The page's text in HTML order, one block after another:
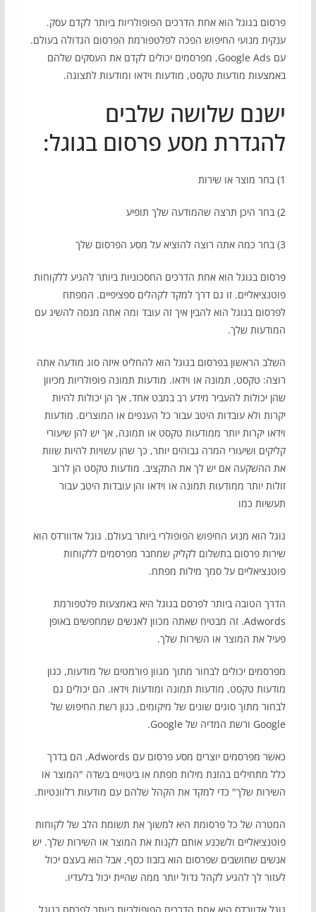
פרסום בגוגל הוא אחת הדרכים הפופולריות ביותר לקדם עסק.
ענקית מנועי החיפוש הפכה לפלטפורמת הפרסום הגדולה בעולם.
עם Google Ads, מפרסמים יכולים לקדם את העסקים שלהם
באמצעות מודעות טקסט, מודעות וידאו ומודעות לתצוגה.
ישנם שלושה שלבים
להגדרת מסע פרסום בגוגל:
1) בחר מוצר או שירות
2) בחר היכן תרצה שהמודעה שלך תופיע
3) בחר כמה אתה רוצה להוציא על מסע הפרסום שלך
פרסום בגוגל הוא אחת הדרכים החסכוניות ביותר להגיע ללקוחות
פוטנציאליים. זו גם דרך למקד לקהלים ספציפיים. המפתח
לפרסום בגוגל הוא להבין איך זה עובד ומה אתה מנסה להשיג עם
המודעות שלך.
השלב הראשון בפרסום בגוגל הוא להחליט איזה סוג מודעה אתה
רוצה: טקסט, תמונה או וידאו. מודעות תמונה פופולריות מכיוון
שהן יכולות להעביר מידע רב במבט אחד, אך הן יכולות להיות
יקרות ולא עובדות היטב עבור כל הענפים או המוצרים. מודעות
וידאו יקרות יותר ממודעות טקסט או תמונה, אך יש להן שיעורי
קליקים ושיעורי המרה גבוהים יותר, כך שהן עשויות להיות שוות
את ההשקעה אם יש לך את התקציב. מודעות טקסט הן לרוב
זולות יותר ממודעות תמונה או וידאו והן עובדות היטב עבור
תעשיות כמו
גוגל הוא מנוע החיפוש הפופולרי ביותר בעולם. גוגל אדוורדס הוא
שירות פרסום בתשלום לקליק שמחבר מפרסמים ללקוחות
פוטנציאליים על סמך מילות מפתח.
הדרך הטובה ביותר לפרסם בגוגל היא באמצעות פלטפורמת
Adwords. זה מבטיח שאתה מכוון לאנשים שמחפשים באופן
פעיל את המוצר או השירות שלך.
מפרסמים יכולים לבחור מתוך מגוון פורמטים של מודעות, כגון
מודעות טקסט, מודעות תמונה ומודעות וידאו. הם יכולים גם
לבחור מתוך סוגים שונים של מיקומים, כגון רשת החיפוש של
Google ורשת המדיה של Google.
כאשר מפרסמים יוצרים מסע פרסום עם Adwords, הם בדרך
כלל מתחילים בהזנת מילות מפתח או ביטויים בשדה "המוצר או
השירות שלך" כדי למקד את הקהל שלהם עם מודעות רלוונטיות.
המטרה של כל פרסומת היא למשוך את תשומת הלב של לקוחות
פוטנציאליים ולשכנע אותם לקנות את המוצר או השירות שלך. יש
אנשים שחושבים שפרסום הוא בזבוז כסף, אבל הוא בעצם יכול
לעזור לך להגיע לקהל גדול יותר ממה שהיית יכול בלעדיו.